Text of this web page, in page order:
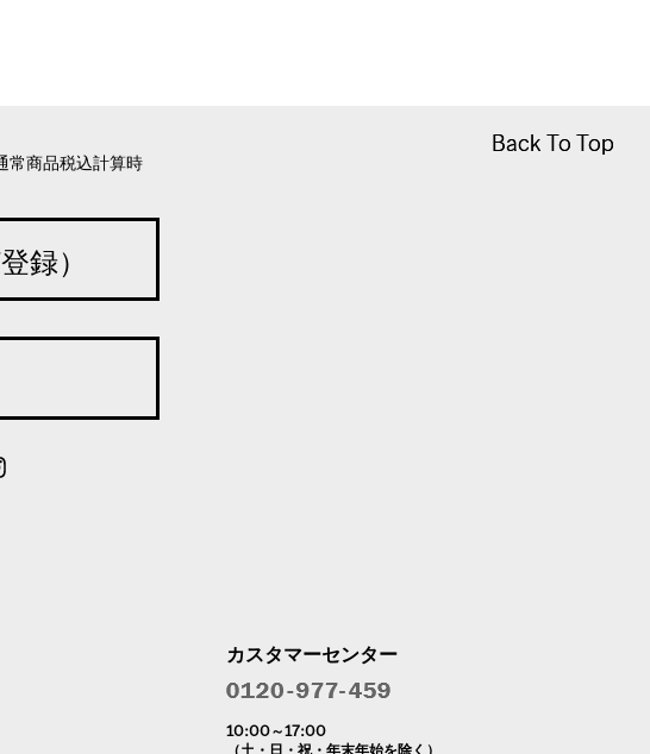
Back To Top
Back To Top
常商品税込計算時
録）
カスタマーセンター
10:00～17:00
（土・日・祝・年末年始を除く）